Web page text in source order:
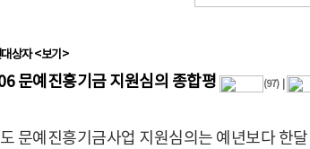
상자 <보기>
문예진흥기금 지원심의 종합평 (97)|
문예진흥기금사업 지원심의는 예년보다 한